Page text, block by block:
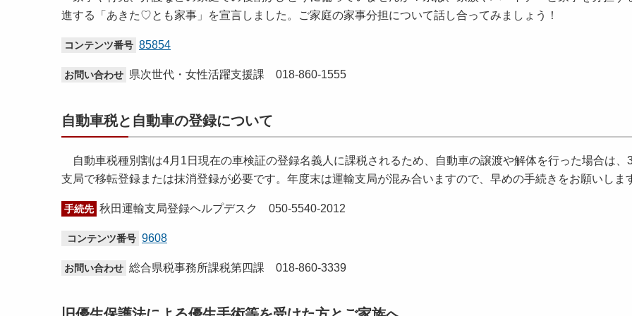
進する「あきた♡とも家事」を宣言しました。ご家庭の家事分担について話し合ってみましょう！
コンテンツ番号 85854
お問い合わせ 県次世代・女性活躍支援課 018-860-1555
自動車税と自動車の登録について
自動車税種別割は4月1日現在の車検証の登録名義人に課税されるため、自動車の譲渡や解体を行った場合は、
支局で移転登録または抹消登録が必要です。年度末は運輸支局が混み合いますので、早めの手続きをお願いしま
手続先 秋田運輸支局登録ヘルプデスク 050-5540-2012
コンテンツ番号 9608
お問い合わせ 総合県税事務所課税第四課 018-860-3339